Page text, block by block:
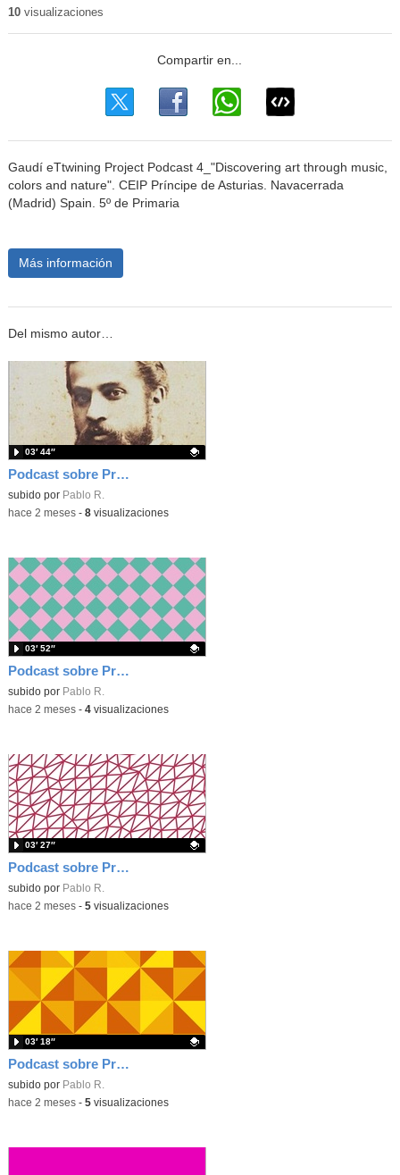
10visualizaciones
Gaudí eTtwining Project Podcast 4_"Discovering art through music,
colors and nature". CEIP Príncipe de Asturias. Navacerrada
(Madrid) Spain. 5º de Primaria
Más información
Del mismo autor…
Podcast sobre Proyecto eTwinning Antoni Gaudí nº 8 (en castellano)
Contenido educativo.
subido por Pablo R.
03′ 44″
-hace 2 meses- 8visualizaciones
Podcast sobre Proyecto eTwinning Antoni Gaudí nº 7 (en castellano)
Contenido educativo.
subido por Pablo R.
03′ 52″
-hace 2 meses- 4visualizaciones
Podcast sobre Proyecto eTwinning Antoni Gaudí nº 6 (en castellano)
Contenido educativo.
subido por Pablo R.
03′ 27″
-hace 2 meses- 5visualizaciones
Podcast sobre Proyecto eTwinning Antoni Gaudí nº 5 (en castellano)
Contenido educativo.
subido por Pablo R.
03′ 18″
-hace 2 meses- 5visualizaciones